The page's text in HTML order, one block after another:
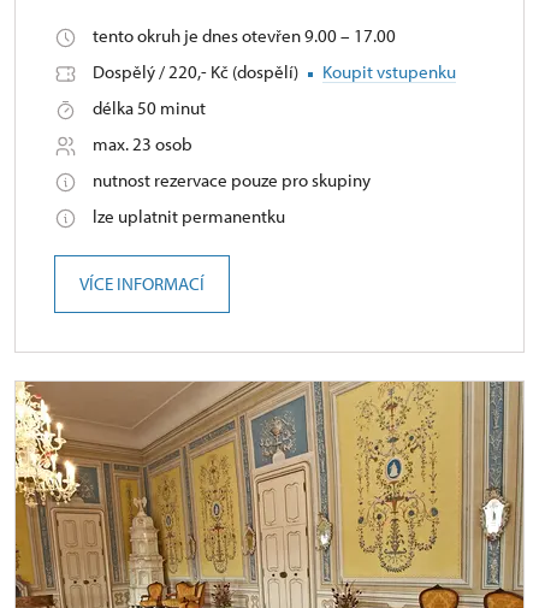
tento okruh je dnes otevřen 9.00 – 17.00
Dospělý / 220,- Kč (dospělí)
Koupit vstupenku
délka 50 minut
max. 23 osob
nutnost rezervace pouze pro skupiny
lze uplatnit permanentku
VÍCE INFORMACÍ